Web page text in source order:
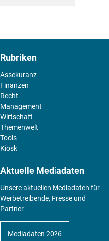
Rubriken
Assekuranz
Finanzen
Recht
Management
Wirtschaft
Themenwelt
Tools
Kiosk
Aktuelle Mediadaten
Unsere aktuellen Mediadaten für
Werbetreibende, Presse und
Partner
Mediadaten 2026